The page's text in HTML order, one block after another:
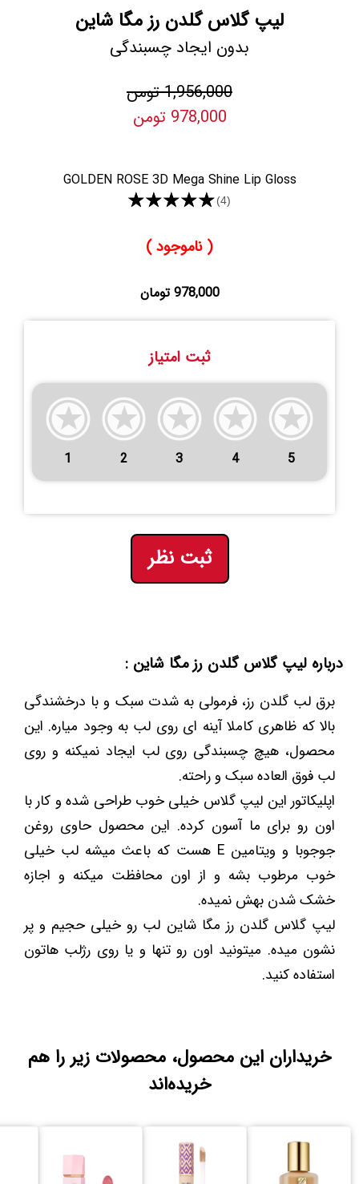
لیپ گلاس گلدن رز مگا شاین
بدون ایجاد چسبندگی
1,956,000 تومن
978,000 تومن
GOLDEN ROSE 3D Mega Shine Lip Gloss
★★★★★(4)
( ناموجود )
978,000 تومان
ثبت امتیاز
1 2 3 4 5
ثبت نظر
درباره لیپ گلاس گلدن رز مگا شاین :
برق لب گلدن رز، فرمولی به شدت سبک و با درخشندگی
بالا که ظاهری کاملا آینه ای روی لب به وجود میاره. این
محصول، هیچ چسبندگی روی لب ایجاد نمیکنه و روی
لب فوق العاده سبک و راحته.
اپلیکاتور این لیپ گلاس خیلی خوب طراحی شده و کار با
اون رو برای ما آسون کرده. این محصول حاوی روغن
جوجوبا و ویتامین E هست که باعث میشه لب خیلی
خوب مرطوب بشه و از اون محافظت میکنه و اجازه
خشک شدن بهش نمیده.
لیپ گلاس گلدن رز مگا شاین لب رو خیلی حجیم و پر
نشون میده. میتونید اون رو تنها و یا روی رژلب هاتون
استفاده کنید.
خریداران این محصول، محصولات زیر را هم
خریده‌اند